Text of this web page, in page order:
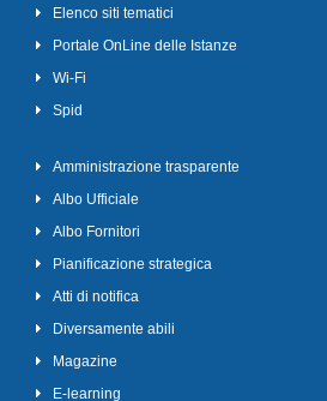
Elenco siti tematici
Portale OnLine delle Istanze
Wi-Fi
Spid
Amministrazione trasparente
Albo Ufficiale
Albo Fornitori
Pianificazione strategica
Atti di notifica
Diversamente abili
Magazine
E-learning